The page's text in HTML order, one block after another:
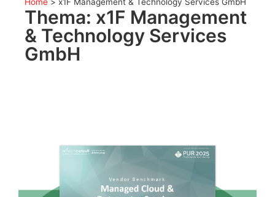
Thema: x1F Management
& Technology Services
GmbH